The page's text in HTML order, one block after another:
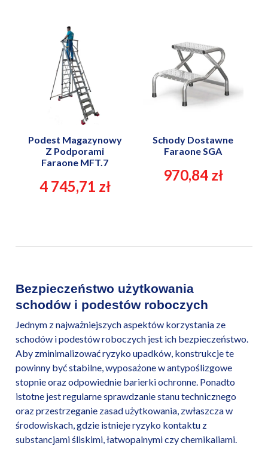
Podest Magazynowy
Z Podporami
Faraone MFT.7
4 745,71 zł
Schody Dostawne
Faraone SGA
970,84 zł
Bezpieczeństwo użytkowania
schodów i podestów roboczych
Jednym z najważniejszych aspektów korzystania ze
schodów i podestów roboczych jest ich bezpieczeństwo.
Aby zminimalizować ryzyko upadków, konstrukcje te
powinny być stabilne, wyposażone w antypoślizgowe
stopnie oraz odpowiednie barierki ochronne. Ponadto
istotne jest regularne sprawdzanie stanu technicznego
oraz przestrzeganie zasad użytkowania, zwłaszcza w
środowiskach, gdzie istnieje ryzyko kontaktu z
substancjami śliskimi, łatwopalnymi czy chemikaliami.